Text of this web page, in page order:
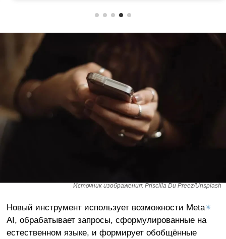
Источник изображения: Priscilla Du Preez/Unsplash
Новый инструмент использует возможности Meta✴
AI, обрабатывает запросы, сформулированные на
естественном языке, и формирует обобщённые